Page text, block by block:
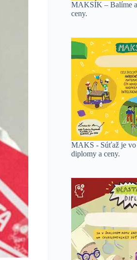
MAKSÍK – Balíme
ceny.
MAKS - Súťaž je vo
diplomy a ceny.